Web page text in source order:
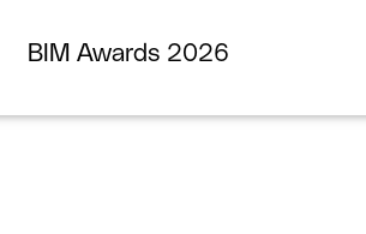
BIM Awards 2026